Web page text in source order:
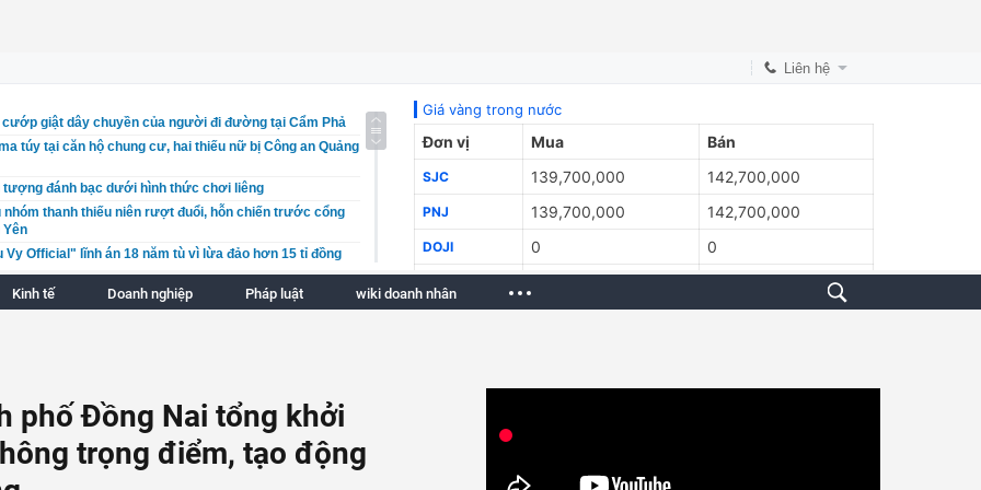
Liên hệ
giật dây chuyền của người đi đường tại Cẩm Phả
túy tại căn hộ chung cư, hai thiếu nữ bị Công an Quảng
tượng đánh bạc dưới hình thức chơi liêng
nhóm thanh thiếu niên rượt đuổi, hỗn chiến trước cổng
Yên
Vy Official" lĩnh án 18 năm tù vì lừa đảo hơn 15 tỉ đồng
chứng cứ vụ nhân viên ngân hàng lừa đảo hơn 28,5 tỷ
cho vay lãi gần 1.300%/năm
hơn 200 cán bộ kiểm tra ma túy tại cảng cá Thọ Quang,
hợp dương tính
cử “Điểm đến mới nổi hàng đầu châu Á 2026” tại World
Kinh tế Doanh nghiệp Pháp luật wiki doanh nhân
phố Đồng Nai tổng khởi
trọng điểm, tạo động